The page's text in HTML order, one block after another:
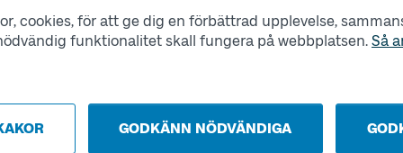
cookies, för att ge dig en förbättrad upplevelse,
funktionalitet skall fungera på webbplatsen. Så
GODKÄNN NÖDVÄNDIGA
VÄLJ KOMMUN
resorna på uppdrag av